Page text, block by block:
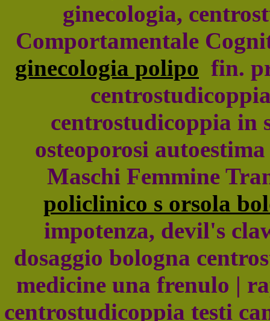
ginecologia,
Comportamentale
ginecologia polipo fin.
centrostudicoppia in
osteoporosi
Maschi Femmine
policlinico s orsola
impotenza, devil's
dosaggio bologna
medicine una frenulo |
centrostudicoppia testi